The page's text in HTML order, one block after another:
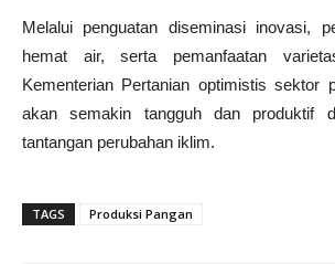
Melalui penguatan diseminasi inovasi,
hemat air, serta pemanfaatan
Kementerian Pertanian optimistis sektor
akan semakin tangguh dan produktif
tantangan perubahan iklim.
TAGS Produksi Pangan